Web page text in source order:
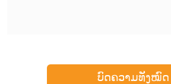
ບົດຄວາມທັງໝົດ